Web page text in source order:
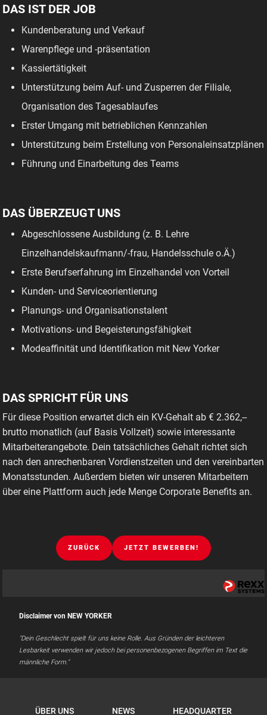
DAS IST DER JOB
Kundenberatung und Verkauf
Warenpflege und -präsentation
Kassiertätigkeit
Unterstützung beim Auf- und Zusperren der Filiale,
Organisation des Tagesablaufes
Erster Umgang mit betrieblichen Kennzahlen
Unterstützung beim Erstellung von Personaleinsatzplänen
Führung und Einarbeitung des Teams
DAS ÜBERZEUGT UNS
Abgeschlossene Ausbildung (z. B. Lehre
Einzelhandelskaufmann/-frau, Handelsschule o.Ä.)
Erste Berufserfahrung im Einzelhandel von Vorteil
Kunden- und Serviceorientierung
Planungs- und Organisationstalent
Motivations- und Begeisterungsfähigkeit
Modeaffinität und Identifikation mit New Yorker
DAS SPRICHT FÜR UNS
Für diese Position erwartet dich ein KV-Gehalt ab € 2.362,--
brutto monatlich (auf Basis Vollzeit) sowie interessante
Mitarbeiterangebote. Dein tatsächliches Gehalt richtet sich
nach den anrechenbaren Vordienstzeiten und den vereinbarten
Monatsstunden. Außerdem bieten wir unseren Mitarbeitern
über eine Plattform auch jede Menge Corporate Benefits an.
ZURÜCK JETZT BEWERBEN!
Disclaimer von NEW YORKER
"Dein Geschlecht spielt für uns keine Rolle. Aus Gründen der leichteren
Lesbarkeit verwenden wir jedoch bei personenbezogenen Begriffen im Text die
männliche Form."
ÜBER UNS NEWS HEADQUARTER